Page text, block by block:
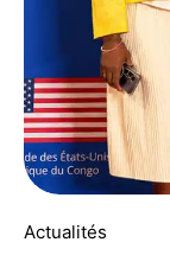
Actualités